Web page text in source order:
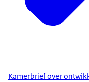
Kamerbrief over